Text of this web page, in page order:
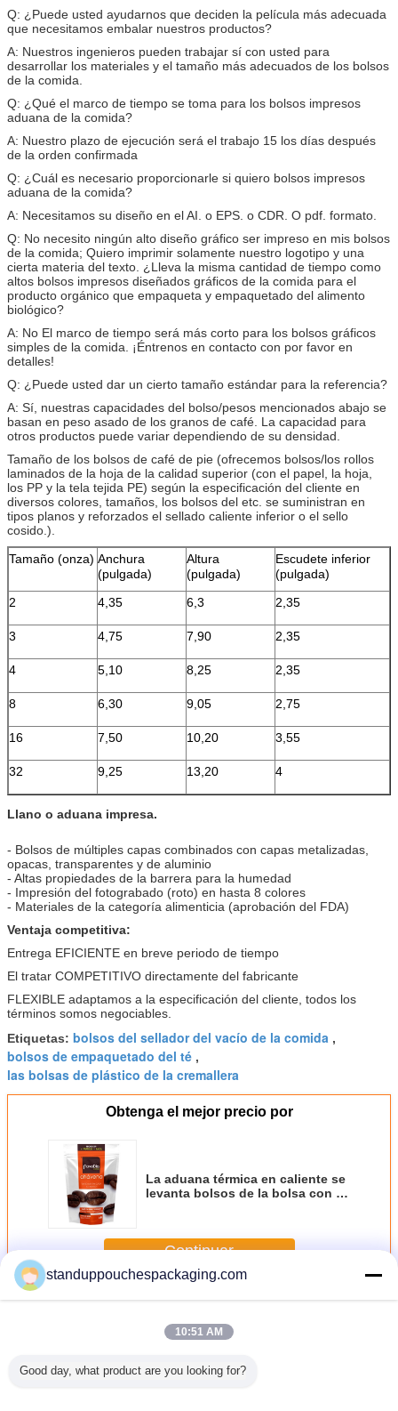
Q: ¿Puede usted ayudarnos que deciden la película más adecuada
que necesitamos embalar nuestros productos?
A: Nuestros ingenieros pueden trabajar sí con usted para
desarrollar los materiales y el tamaño más adecuados de los bolsos
de la comida.
Q: ¿Qué el marco de tiempo se toma para los bolsos impresos
aduana de la comida?
A: Nuestro plazo de ejecución será el trabajo 15 los días después
de la orden confirmada
Q: ¿Cuál es necesario proporcionarle si quiero bolsos impresos
aduana de la comida?
A: Necesitamos su diseño en el AI. o EPS. o CDR. O pdf. formato.
Q: No necesito ningún alto diseño gráfico ser impreso en mis bolsos
de la comida; Quiero imprimir solamente nuestro logotipo y una
cierta materia del texto. ¿Lleva la misma cantidad de tiempo como
altos bolsos impresos diseñados gráficos de la comida para el
producto orgánico que empaqueta y empaquetado del alimento
biológico?
A: No El marco de tiempo será más corto para los bolsos gráficos
simples de la comida. ¡Éntrenos en contacto con por favor en
detalles!
Q: ¿Puede usted dar un cierto tamaño estándar para la referencia?
A: Sí, nuestras capacidades del bolso/pesos mencionados abajo se
basan en peso asado de los granos de café. La capacidad para
otros productos puede variar dependiendo de su densidad.
Tamaño de los bolsos de café de pie (ofrecemos bolsos/los rollos
laminados de la hoja de la calidad superior (con el papel, la hoja,
los PP y la tela tejida PE) según la especificación del cliente en
diversos colores, tamaños, los bolsos del etc. se suministran en
tipos planos y reforzados el sellado caliente inferior o el sello
cosido.).
Tamaño (onza) Anchura
(pulgada)
Altura
(pulgada)
Escudete inferior
(pulgada)
2
4,35 6,3 2,35
3 4,75 7,90 2,35
4 5,10 8,25 2,35
8 6,30 9,05 2,75
16 7,50 10,20 3,55
32 9,25 13,20 4
Llano o aduana impresa.
- Bolsos de múltiples capas combinados con capas metalizadas,
opacas, transparentes y de aluminio
- Altas propiedades de la barrera para la humedad
- Impresión del fotograbado (roto) en hasta 8 colores
- Materiales de la categoría alimenticia (aprobación del FDA)
Ventaja competitiva:
Entrega EFICIENTE en breve periodo de tiempo
El tratar COMPETITIVO directamente del fabricante
FLEXIBLE adaptamos a la especificación del cliente, todos los
términos somos negociables.
Etiquetas: bolsos del sellador del vacío de la comida ,
bolsos de empaquetado del té ,
las bolsas de plástico de la cremallera
Obtenga el mejor precio por
La aduana térmica en caliente se
levanta bolsos de la bolsa con la
Continuar
MásEl papel de aluminio se levanta la bolsa
standuppouchespackaging.com
10:51 AM
Good day, what product are you looking for?